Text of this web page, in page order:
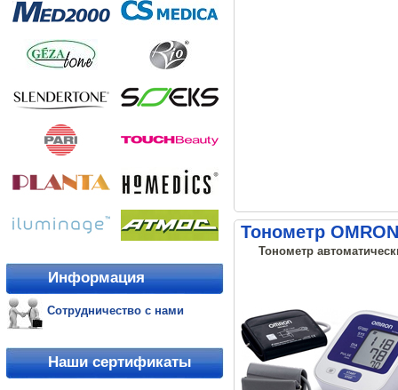
Информация
Сотрудничество с нами
Наши сертификаты
Тонометр
Тонометр